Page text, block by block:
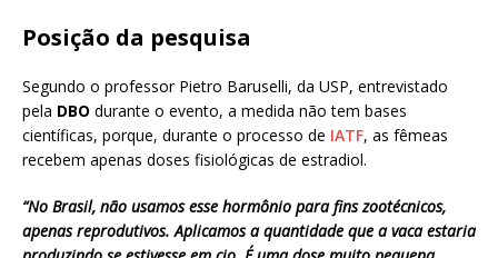
Posição da pesquisa
Segundo o professor Pietro Baruselli, da USP, entrevistado
pela DBO durante o evento, a medida não tem bases
científicas, porque, durante o processo de IATF, as fêmeas
recebem apenas doses fisiológicas de estradiol.
“No Brasil, não usamos esse hormônio para fins zootécnicos,
apenas reprodutivos. Aplicamos a quantidade que a vaca estaria